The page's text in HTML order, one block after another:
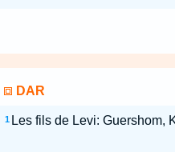
DAR
1 Les fils de Levi: Guershom,